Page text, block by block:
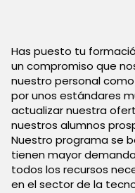
Has puesto tu
un compromiso que
nuestro personal
por unos estándares
actualizar nuestra
nuestros alumnos
Nuestro programa se
tienen mayor
todos los recursos
en el sector de la